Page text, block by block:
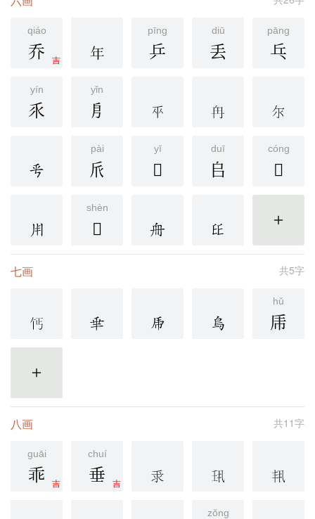
qiáo
吉
乔
pīng
乒
diū
丢
pāng
乓
yín
乑
yǐn
㐆
pài
𠂢
yī
𠂣
duī
𠂤
cóng
𠂥
shèn
𠂧 更多
共5字
七画
hǔ
乕
更多
共11字
八画
guāi
吉
乖
chuí
吉
垂
zǒng